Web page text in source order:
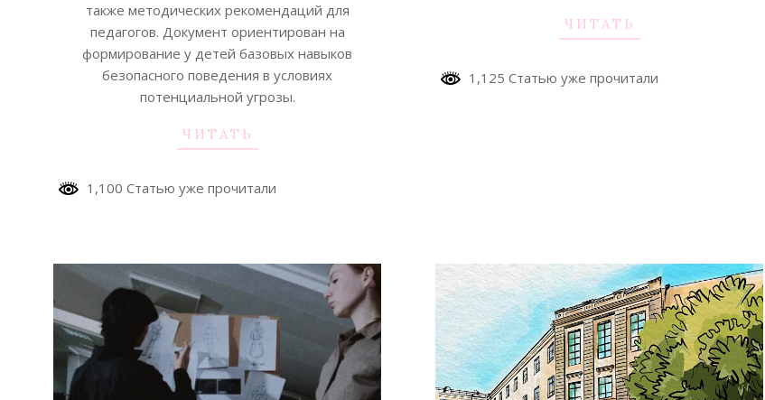
также методических рекомендаций для
педагогов. Документ ориентирован на
формирование у детей базовых навыков
безопасного поведения в условиях
потенциальной угрозы.
ЧИТАТЬ
1,100 Статью уже прочитали
ЧИТАТЬ
1,125 Статью уже прочитали